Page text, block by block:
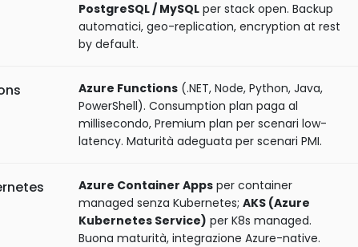
PostgreSQL / MySQL per stack open. Backup
automatici, geo-replication, encryption at rest
by default.
Azure Functions (.NET, Node, Python, Java,
PowerShell). Consumption plan paga al
millisecondo, Premium plan per scenari low-
latency. Maturità adeguata per scenari PMI.
Azure Container Apps per container
managed senza Kubernetes; AKS (Azure
Kubernetes Service) per K8s managed.
Buona maturità, integrazione Azure-native.